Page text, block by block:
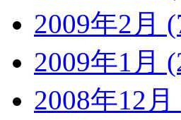
2009年2月
2009年1月
2008年12月